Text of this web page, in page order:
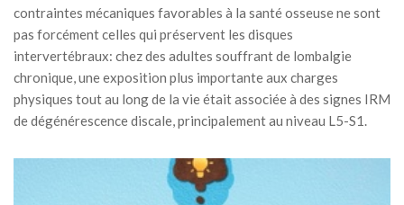
contraintes mécaniques favorables à la santé osseuse ne sont
pas forcément celles qui préservent les disques
intervertébraux: chez des adultes souffrant de lombalgie
chronique, une exposition plus importante aux charges
physiques tout au long de la vie était associée à des signes IRM
de dégénérescence discale, principalement au niveau L5-S1.